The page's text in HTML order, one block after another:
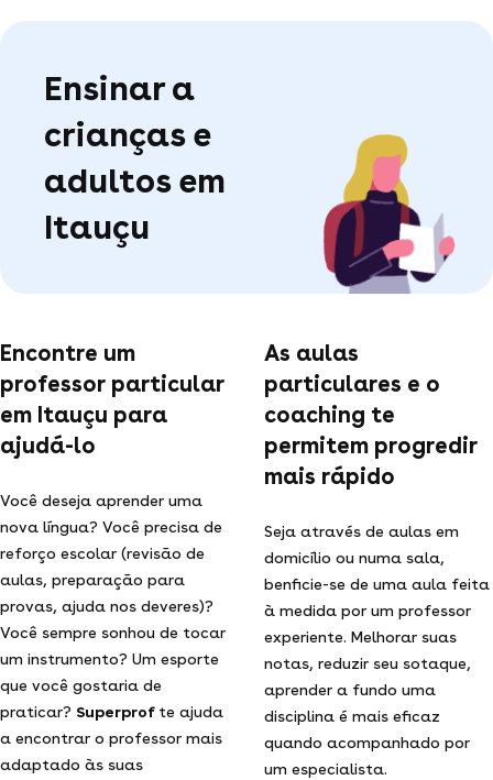
Ensinar a
crianças e
adultos em
Itauçu
Encontre um
professor particular
em Itauçu para
ajudá-lo
Você deseja aprender uma
nova língua? Você precisa de
reforço escolar (revisão de
aulas, preparação para
provas, ajuda nos deveres)?
Você sempre sonhou de tocar
um instrumento? Um esporte
que você gostaria de
praticar? Superprof te ajuda
a encontrar o professor mais
adaptado às suas
As aulas
particulares e o
coaching te
permitem progredir
mais rápido
Seja através de aulas em
domicílio ou numa sala,
benficie-se de uma aula feita
à medida por um professor
experiente. Melhorar suas
notas, reduzir seu sotaque,
aprender a fundo uma
disciplina é mais eficaz
quando acompanhado por
um especialista.